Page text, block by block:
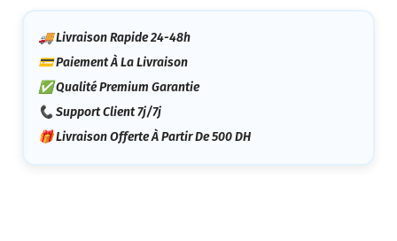
🚚 Livraison Rapide 24-48h
💳 Paiement À La Livraison
✅ Qualité Premium Garantie
📞 Support Client 7j/7j
🎁 Livraison Offerte À Partir De 500 DH